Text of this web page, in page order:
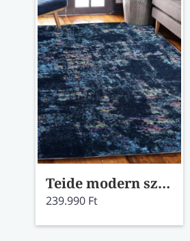
Teide modern szőnyeg 97003/5008-99 200x290
239.990 Ft